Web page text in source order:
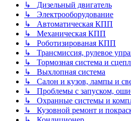
↳ Дизельный двигатель
↳ Электрооборудование
↳ Автоматическая КПП
↳ Механическая КПП
↳ Роботизированая КПП
↳ Трансмиссия, рулевое
↳ Тормозная система и
↳ Выхлопная система
↳ Салон и кузов, лампы и
↳ Проблемы с запуском,
↳ Охранные системы и
↳ Кузовной ремонт и